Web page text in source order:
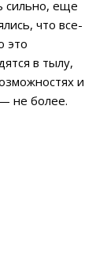
сильно, еще
что все-
это
в тылу,
и
не более.